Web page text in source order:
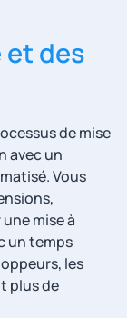
des
de mise
avec un
Vous
mise à
un temps
les
plus de